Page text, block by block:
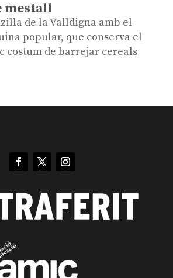
mestall
de la Valldigna amb el
popular, que conserva el
costum de barrejar cereals